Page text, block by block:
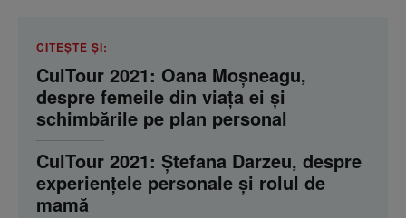
CITEȘTE ȘI:
CulTour 2021: Oana Moșneagu,
despre femeile din viața ei și
schimbările pe plan personal
CulTour 2021: Ștefana Darzeu, despre
experiențele personale și rolul de
mamă